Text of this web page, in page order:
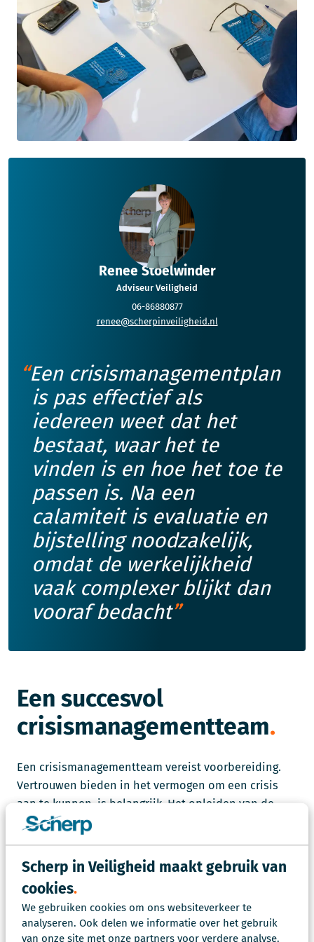
Scherp in Veiligheid maakt gebruik van
cookies
We gebruiken cookies om ons websiteverkeer te
analyseren. Ook delen we informatie over het gebruik
van onze site met onze partners voor verdere analyse.
Renee Stoelwinder
Adviseur Veiligheid
06-86880877
renee@scherpinveiligheid.nl
Een crisismanagementplan
is pas effectief als
iedereen weet dat het
bestaat, waar het te
vinden is en hoe het toe te
passen is. Na een
calamiteit is evaluatie en
bijstelling noodzakelijk,
omdat de werkelijkheid
vaak complexer blijkt dan
vooraf bedacht
Een succesvol
crisismanagementteam
Een crisismanagementteam vereist voorbereiding.
Vertrouwen bieden in het vermogen om een crisis
aan te kunnen, is belangrijk. Het opleiden van de
medewerkers binnen de crisisorganisatie speelt
oefeningen wordt er gezorgd dat het team effectief
reageert tijdens een incident of crisis. Wat er moet
gebeuren is beschreven, vastgelegd en geoefend. Dit
geeft rust, tijd en vertrouwen voor alle betrokkenen –
precies op de momenten dat deze het hardst nodig